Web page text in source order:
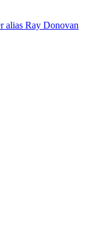
alias Ray Donovan